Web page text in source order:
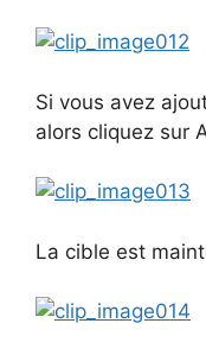
Si vous avez
alors cliquez sur
La cible est